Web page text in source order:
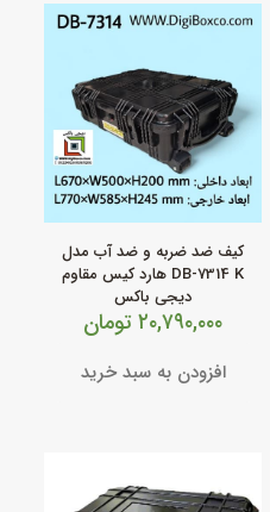
کیف ضد ضربه و ضد آب مدل
DB‑7314 K هارد کیس مقاوم
دیجی باکس
۲۰,۷۹۰,۰۰۰ تومان
افزودن به سبد خرید